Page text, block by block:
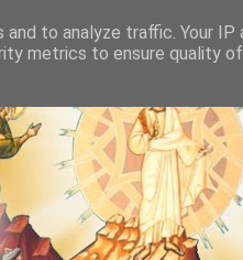
to analyze traffic. Your IP
metrics to ensure quality